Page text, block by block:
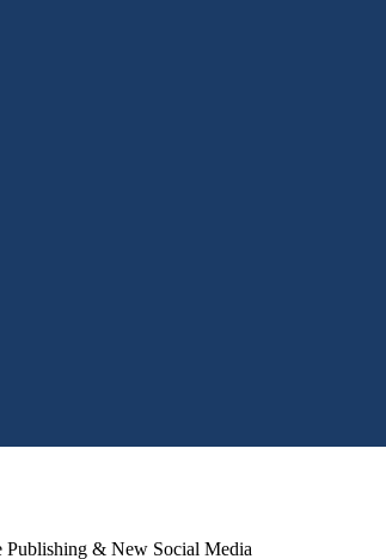
Publishing & New Social Media